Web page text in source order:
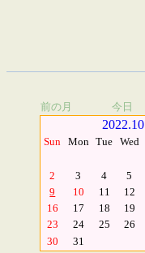
前の月 今日
2022.10
Sun Mon Tue Wed
2
3 4 5
9
10 11 12
16
17 18 19
23
24 25 26
30
31